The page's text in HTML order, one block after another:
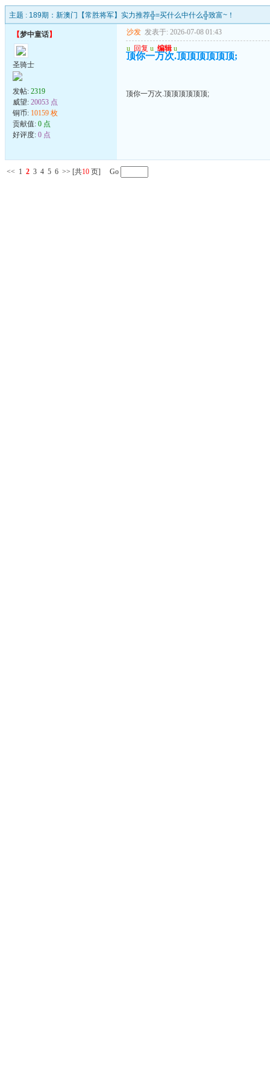
主题 : 189期：新澳门【常胜将军】实力推荐╬=买什么中什么╬致富~！
【梦中童话】
圣骑士
发帖: 2319
威望: 20053 点
铜币: 10159 枚
贡献值: 0 点
好评度: 0 点
沙发 发表于: 2026-07-08 01:43
u 回复 u 编辑 u
顶你一万次.顶顶顶顶顶顶;
顶你一万次.顶顶顶顶顶顶;
<< 1 2 3 4 5 6 >> [共10 页] Go